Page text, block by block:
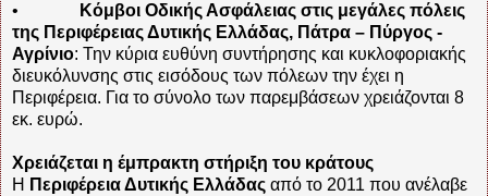
•
Κόμβοι Οδικής Ασφάλειας στις μεγάλες πόλεις
της Περιφέρειας Δυτικής Ελλάδας, Πάτρα – Πύργος -
Αγρίνιο: Την κύρια ευθύνη συντήρησης και κυκλοφοριακής
διευκόλυνσης στις εισόδους των πόλεων την έχει η
Περιφέρεια. Για το σύνολο των παρεμβάσεων χρειάζονται 8
εκ. ευρώ.
Χρειάζεται η έμπρακτη στήριξη του κράτους
Η Περιφέρεια Δυτικής Ελλάδας από το 2011 που ανέλαβε